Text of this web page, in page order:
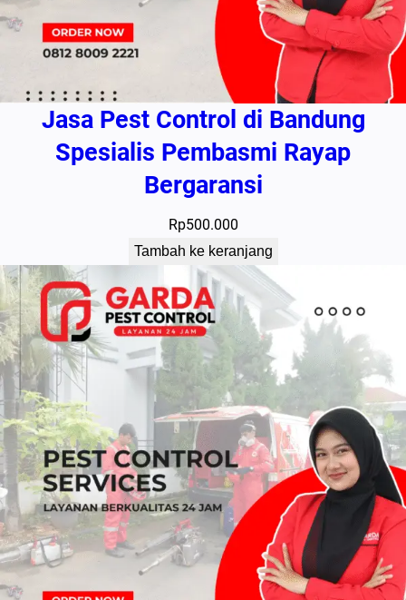
Jasa Pest Control di Bandung
Spesialis Pembasmi Rayap
Bergaransi
Rp500.000
Tambah ke keranjang